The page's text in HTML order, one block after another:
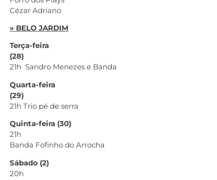
Cézar Adriano
» BELO JARDIM
Terça-feira
(28)
21h Sandro Menezes e Banda
Quarta-feira
(29)
21h Trio pé de serra
Quinta-feira (30)
21h
Banda Fofinho do Arrocha
Sábado (2)
20h